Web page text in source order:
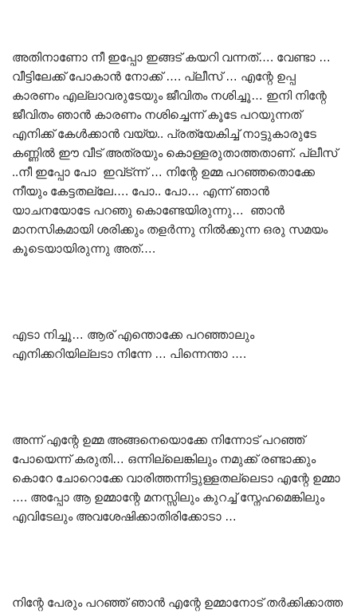
അതിനാണോ നീ ഇപ്പോ ഇങ്ങട് കയറി വന്നത്…. വേണ്ടാ …
വീട്ടിലേക്ക് പോകാൻ നോക്ക് …. പ്ലീസ് … എന്റേ ഉപ്പ
കാരണം എല്ലാവരുടേയും ജീവിതം നശിച്ചൂ… ഇനി നിന്റേ
ജീവിതം ഞാൻ കാരണം നശിച്ചെന്ന് കൂടേ പറയുന്നത്
എനിക്ക് കേൾക്കാൻ വയ്യ.. പ്രത്യേകിച്ച് നാട്ടുകാരുടേ
കണ്ണിൽ ഈ വീട് അത്രയും കൊള്ളരുതാത്തതാണ്. പ്ലീസ്
..നീ ഇപ്പോ പോ ഇവ്ട്ന്ന് … നിന്റേ ഉമ്മ പറഞ്ഞതൊക്കേ
നീയും കേട്ടതല്ലേ…. പോ.. പോ… എന്ന് ഞാൻ
യാചനയോടേ പറഞു കൊണ്ടേയിരുന്നു… ഞാൻ
മാനസികമായി ശരിക്കും തളർന്നു നിൽക്കുന്ന ഒരു സമയം
കൂടെയായിരുന്നു അത്….
എടാ നിച്ചൂ… ആര് എന്തൊക്കേ പറഞ്ഞാലും
എനിക്കറിയില്ലടാ നിന്നേ … പിന്നെന്താ ….
അന്ന് എന്റേ ഉമ്മ അങ്ങനെയൊക്കേ നിന്നോട് പറഞ്ഞ്
പോയെന്ന് കരുതി… ഒന്നില്ലെങ്കിലും നമുക്ക് രണ്ടാക്കും
കൊറേ ചോറൊക്കേ വാരിത്തന്നിട്ടുള്ളതല്ലെടാ എന്റേ ഉമ്മാ
…. അപ്പോ ആ ഉമ്മാന്റേ മനസ്സിലും കുറച്ച് സ്നേഹമെങ്കിലും
എവിടേലും അവശേഷിക്കാതിരിക്കോടാ …
നിന്റേ പേരും പറഞ്ഞ് ഞാൻ എന്റേ ഉമ്മാനോട് തർക്കിക്കാത്ത